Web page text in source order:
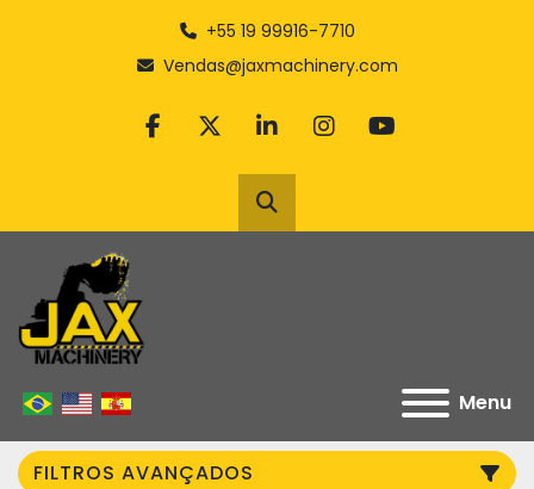
+55 19 99916-7710
Vendas@jaxmachinery.com
facebook
twitterlinkedininstagram
youtube
Pesquisar
Menu
FILTROS AVANÇADOS